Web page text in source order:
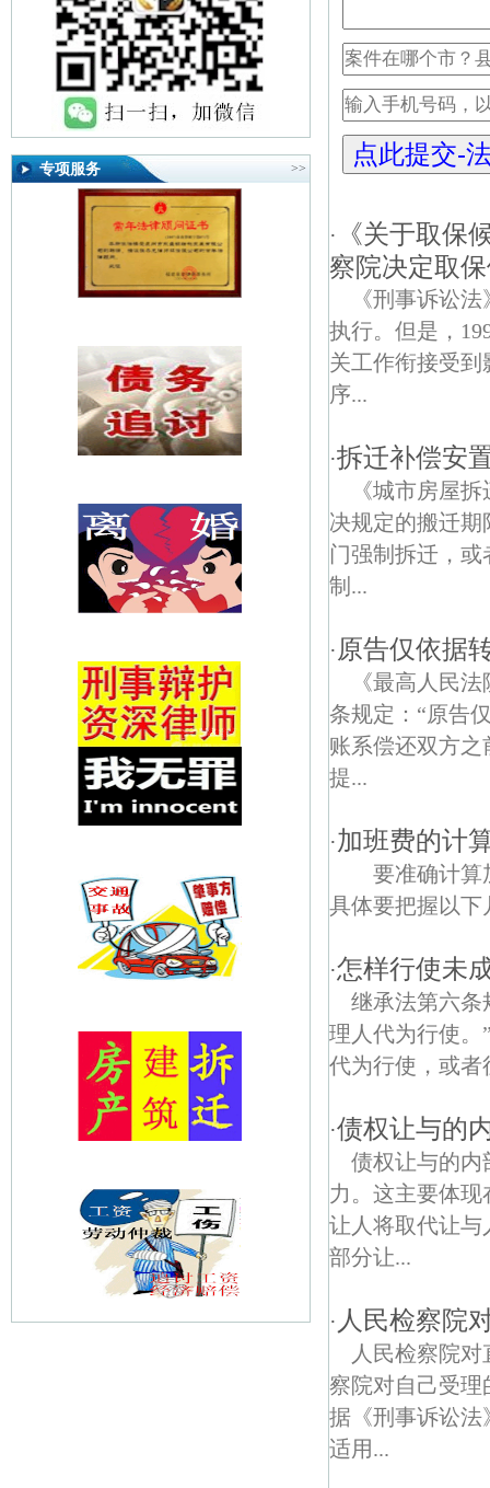
专项服务 >>
·
《关于取保
察院决定取
《刑事诉讼
执行。但是，
关工作衔接受
序...
·拆迁补偿安
《城市房屋
决规定的搬迁
门强制拆迁，
制...
· 原告仅依据
《最高人民
条规定：“原告
账系偿还双方
提...
·加班费的计
要准确计算
具体要把握以
·怎样行使未
继承法第六条
理人代为行使。
代为行使，或
·债权让与的
债权让与的内
力。这主要体
让人将取代让与
部分让...
· 人民检察院
人民检察院
察院对自己受理
据《刑事诉讼法
适用...